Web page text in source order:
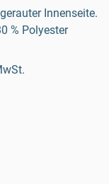
Innenseite.
% Polyester